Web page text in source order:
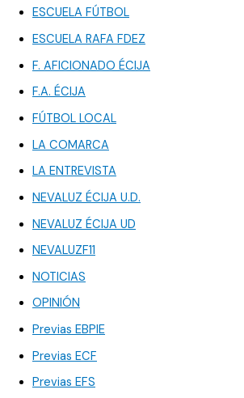
ESCUELA FÚTBOL
ESCUELA RAFA FDEZ
F. AFICIONADO ÉCIJA
F.A. ÉCIJA
FÚTBOL LOCAL
LA COMARCA
LA ENTREVISTA
NEVALUZ ÉCIJA U.D.
NEVALUZ ÉCIJA UD
NEVALUZF11
NOTICIAS
OPINIÓN
Previas EBPIE
Previas ECF
Previas EFS